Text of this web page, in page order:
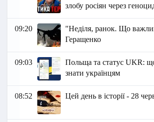
злобу росіян через
09:20
"Неділя, ранок. Що
Геращенко
09:03
Польща та статус UKR:
знати українцям
08:52 Цей день в історії - 28